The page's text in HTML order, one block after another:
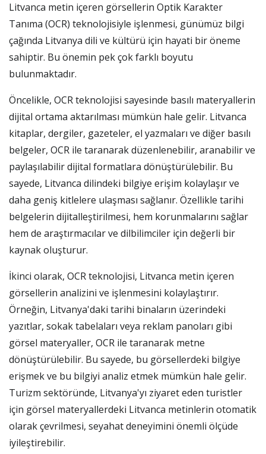
Litvanca metin içeren görsellerin Optik Karakter
Tanıma (OCR) teknolojisiyle işlenmesi, günümüz bilgi
çağında Litvanya dili ve kültürü için hayati bir öneme
sahiptir. Bu önemin pek çok farklı boyutu
bulunmaktadır.
Öncelikle, OCR teknolojisi sayesinde basılı materyallerin
dijital ortama aktarılması mümkün hale gelir. Litvanca
kitaplar, dergiler, gazeteler, el yazmaları ve diğer basılı
belgeler, OCR ile taranarak düzenlenebilir, aranabilir ve
paylaşılabilir dijital formatlara dönüştürülebilir. Bu
sayede, Litvanca dilindeki bilgiye erişim kolaylaşır ve
daha geniş kitlelere ulaşması sağlanır. Özellikle tarihi
belgelerin dijitalleştirilmesi, hem korunmalarını sağlar
hem de araştırmacılar ve dilbilimciler için değerli bir
kaynak oluşturur.
İkinci olarak, OCR teknolojisi, Litvanca metin içeren
görsellerin analizini ve işlenmesini kolaylaştırır.
Örneğin, Litvanya'daki tarihi binaların üzerindeki
yazıtlar, sokak tabelaları veya reklam panoları gibi
görsel materyaller, OCR ile taranarak metne
dönüştürülebilir. Bu sayede, bu görsellerdeki bilgiye
erişmek ve bu bilgiyi analiz etmek mümkün hale gelir.
Turizm sektöründe, Litvanya'yı ziyaret eden turistler
için görsel materyallerdeki Litvanca metinlerin otomatik
olarak çevrilmesi, seyahat deneyimini önemli ölçüde
iyileştirebilir.